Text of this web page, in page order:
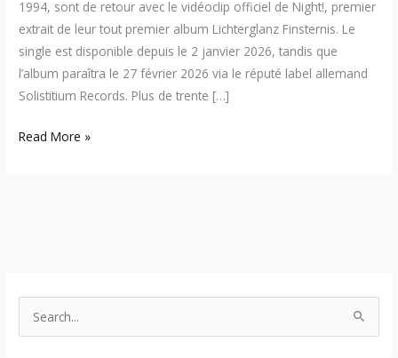
1994, sont de retour avec le vidéoclip officiel de Night!, premier
extrait de leur tout premier album Lichterglanz Finsternis. Le
single est disponible depuis le 2 janvier 2026, tandis que
l’album paraîtra le 27 février 2026 via le réputé label allemand
Solistitium Records. Plus de trente […]
Read More »